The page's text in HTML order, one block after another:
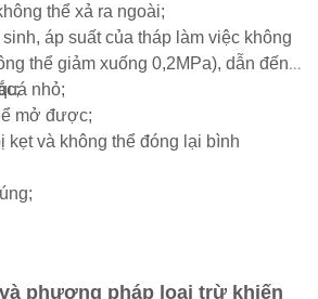
thể xả ra ngoài;
áp suất của tháp làm việc không
thể giảm xuống 0,2MPa), dẫn đến
nhỏ;
mở được;
kẹt và không thể đóng lại bình
phương pháp loại trừ khiến